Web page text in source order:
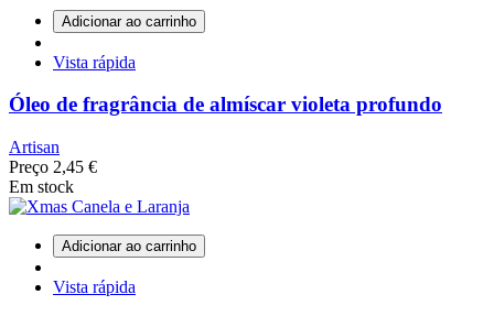
Adicionar ao carrinho
Vista rápida
Óleo de fragrância de almíscar violeta profundo
Artisan
Preço 2,45 €
Em stock
Adicionar ao carrinho
Vista rápida